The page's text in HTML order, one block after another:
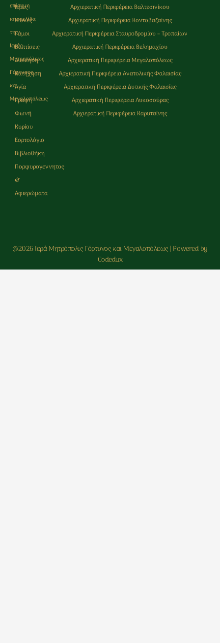
επίσημη
ιστοσελίδα
της
Ιεράς
Μητρoπόλεως
Γόρτυνος
και
Μεγαλοπόλεως
Ιερές
Μονές
Γάμοι
Βαπτίσεις
Διοίκηση
Κατήχηση
Αγία
Γραφή
Φωνή
Κυρίου
Εορτολόγιο
Βιβλιοθήκη
Πορφυρογεννητος
&
Αφιερώματα
Αρχιερατική Περιφέρεια Βαλτεσινίκου
Αρχιερατική Περιφέρεια Κοντοβαζαίνης
Αρχιερατική Περιφέρεια Σταυροδρομίου – Τροπαίων
Αρχιερατική Περιφέρεια Βελημαχίου
Αρχιερατική Περιφέρεια Μεγαλοπόλεως
Αρχιερατική Περιφέρεια Ανατολικής Φαλαισίας
Αρχιερατική Περιφέρεια Δυτικής Φαλαισίας
Αρχιερατική Περιφέρεια Λυκοσούρας
Αρχιερατική Περιφέρεια Καρυταίνης
@2026 Ιερά Μητρόπολις Γόρτυνος και Μεγαλοπόλεως | Powered by
Codedux